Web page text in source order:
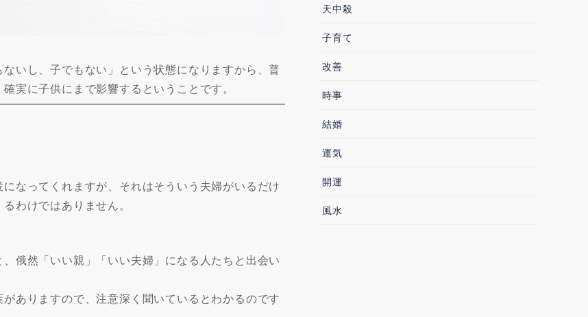
いし、子でもない」という状態になりますから、普
実に子供にまで影響するということです。
なってくれますが、それはそういう夫婦がいるだけ
わけではありません。
俄然「いい親」「いい夫婦」になる人たちと出会い
ありますので、注意深く聞いているとわかるのです
天中殺
子育て
改善
時事
結婚
運気
開運
風水